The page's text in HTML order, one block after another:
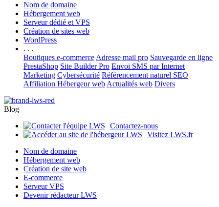
Nom de domaine
Hébergement web
Serveur dédié et VPS
Création de sites web
WordPress
. . .
Boutiques e-commerce Adresse mail pro Sauvegarde en ligne
PrestaShop Site Builder Pro Envoi SMS par Internet
Marketing Cybersécurité Référencement naturel SEO
Affiliation Hébergeur web Actualités web Divers
Blog
Contactez-nous
Visitez LWS.fr
Nom de domaine
Hébergement web
Création de site web
E-commerce
Serveur VPS
Devenir rédacteur LWS